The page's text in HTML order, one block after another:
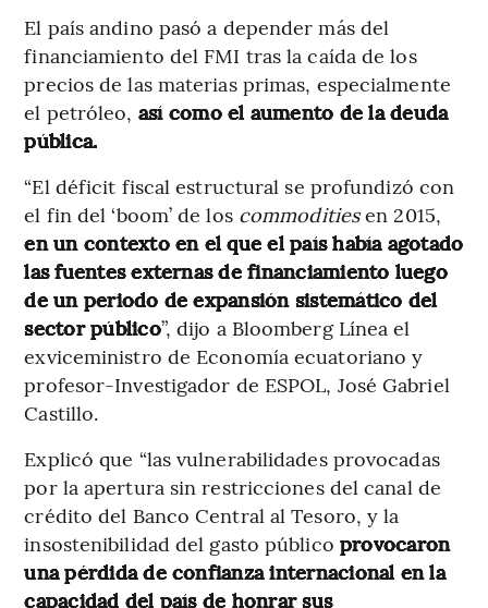
El país andino pasó a depender más del
financiamiento del FMI tras la caída de los
precios de las materias primas, especialmente
el petróleo, así como el aumento de la deuda
pública.
“El déficit fiscal estructural se profundizó con
el fin del ‘boom’ de los commoditiesen 2015,
en un contexto en el que el país había agotado
las fuentes externas de financiamiento luego
de un periodo de expansión sistemático del
sector público”, dijo a Bloomberg Línea el
exviceministro de Economía ecuatoriano y
profesor-Investigador de ESPOL, José Gabriel
Castillo.
Explicó que “las vulnerabilidades provocadas
por la apertura sin restricciones del canal de
crédito del Banco Central al Tesoro, y la
insostenibilidad del gasto público provocaron
una pérdida de confianza internacional en la
capacidad del país de honrar sus